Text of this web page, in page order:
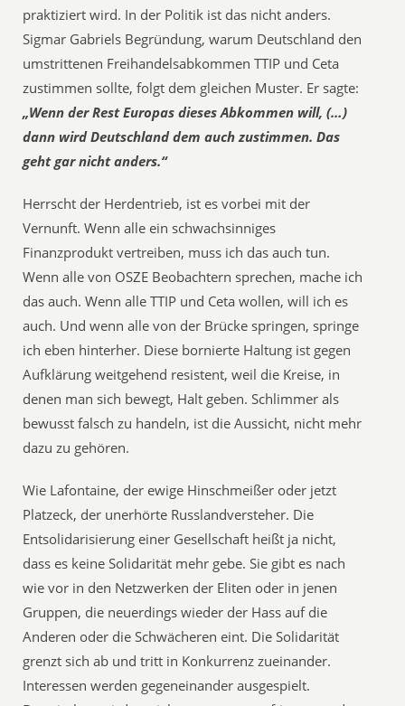
praktiziert wird. In der Politik ist das nicht anders.
Sigmar Gabriels Begründung, warum Deutschland den
umstrittenen Freihandelsabkommen TTIP und Ceta
zustimmen sollte, folgt dem gleichen Muster. Er sagte:
„Wenn der Rest Europas dieses Abkommen will, (…)
dann wird Deutschland dem auch zustimmen. Das
geht gar nicht anders.“
Herrscht der Herdentrieb, ist es vorbei mit der
Vernunft. Wenn alle ein schwachsinniges
Finanzprodukt vertreiben, muss ich das auch tun.
Wenn alle von OSZE Beobachtern sprechen, mache ich
das auch. Wenn alle TTIP und Ceta wollen, will ich es
auch. Und wenn alle von der Brücke springen, springe
ich eben hinterher. Diese bornierte Haltung ist gegen
Aufklärung weitgehend resistent, weil die Kreise, in
denen man sich bewegt, Halt geben. Schlimmer als
bewusst falsch zu handeln, ist die Aussicht, nicht mehr
dazu zu gehören.
Wie Lafontaine, der ewige Hinschmeißer oder jetzt
Platzeck, der unerhörte Russlandversteher. Die
Entsolidarisierung einer Gesellschaft heißt ja nicht,
dass es keine Solidarität mehr gebe. Sie gibt es nach
wie vor in den Netzwerken der Eliten oder in jenen
Gruppen, die neuerdings wieder der Hass auf die
Anderen oder die Schwächeren eint. Die Solidarität
grenzt sich ab und tritt in Konkurrenz zueinander.
Interessen werden gegeneinander ausgespielt.